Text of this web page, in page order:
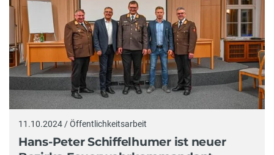
11.10.2024 / Öffentlichkeitsarbeit
Hans-Peter Schiffelhumer ist neuer